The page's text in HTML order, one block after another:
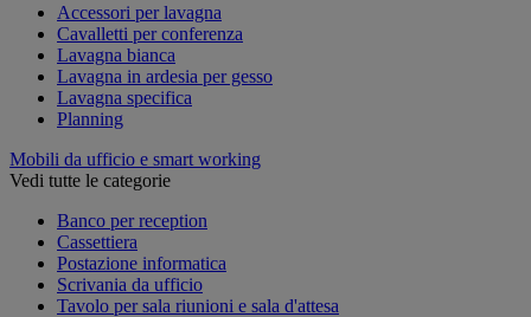
Accessori per lavagna
Cavalletti per conferenza
Lavagna bianca
Lavagna in ardesia per gesso
Lavagna specifica
Planning
Mobili da ufficio e smart working
Vedi tutte le categorie
Banco per reception
Cassettiera
Postazione informatica
Scrivania da ufficio
Tavolo per sala riunioni e sala d'attesa